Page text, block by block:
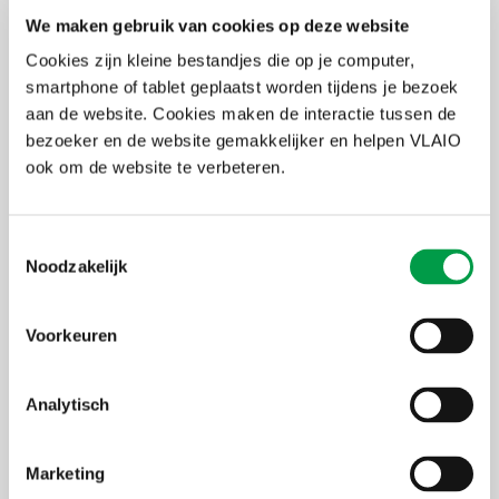
We maken gebruik van cookies op deze website
Cookies zijn kleine bestandjes die op je computer,
smartphone of tablet geplaatst worden tijdens je bezoek
aan de website. Cookies maken de interactie tussen de
bezoeker en de website gemakkelijker en helpen VLAIO
ook om de website te verbeteren.
Noodzakelijk
Voorkeuren
Analytisch
Marketing
De oproep richt zich specifiek naar de gemeenten. Enkel
gemeenten kunnen projecten indienen. De gemeenten stellen een
subsidiereglement op gericht aan eigenaars en uitbaters van
panden in het kernwinkelgebied en aan eigenaars of uitbaters die
verhuizen naar het kernwinkelgebied. Zij zijn daardoor de
eindbegunstigde van deze subsidiemaatregel.
Voor de centrumsteden geldt een maximaal subsidiebedrag van
op één of meer types premies/subsidies.
ingediend?